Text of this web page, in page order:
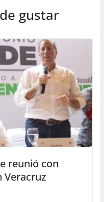
gustar
reunió con
Veracruz